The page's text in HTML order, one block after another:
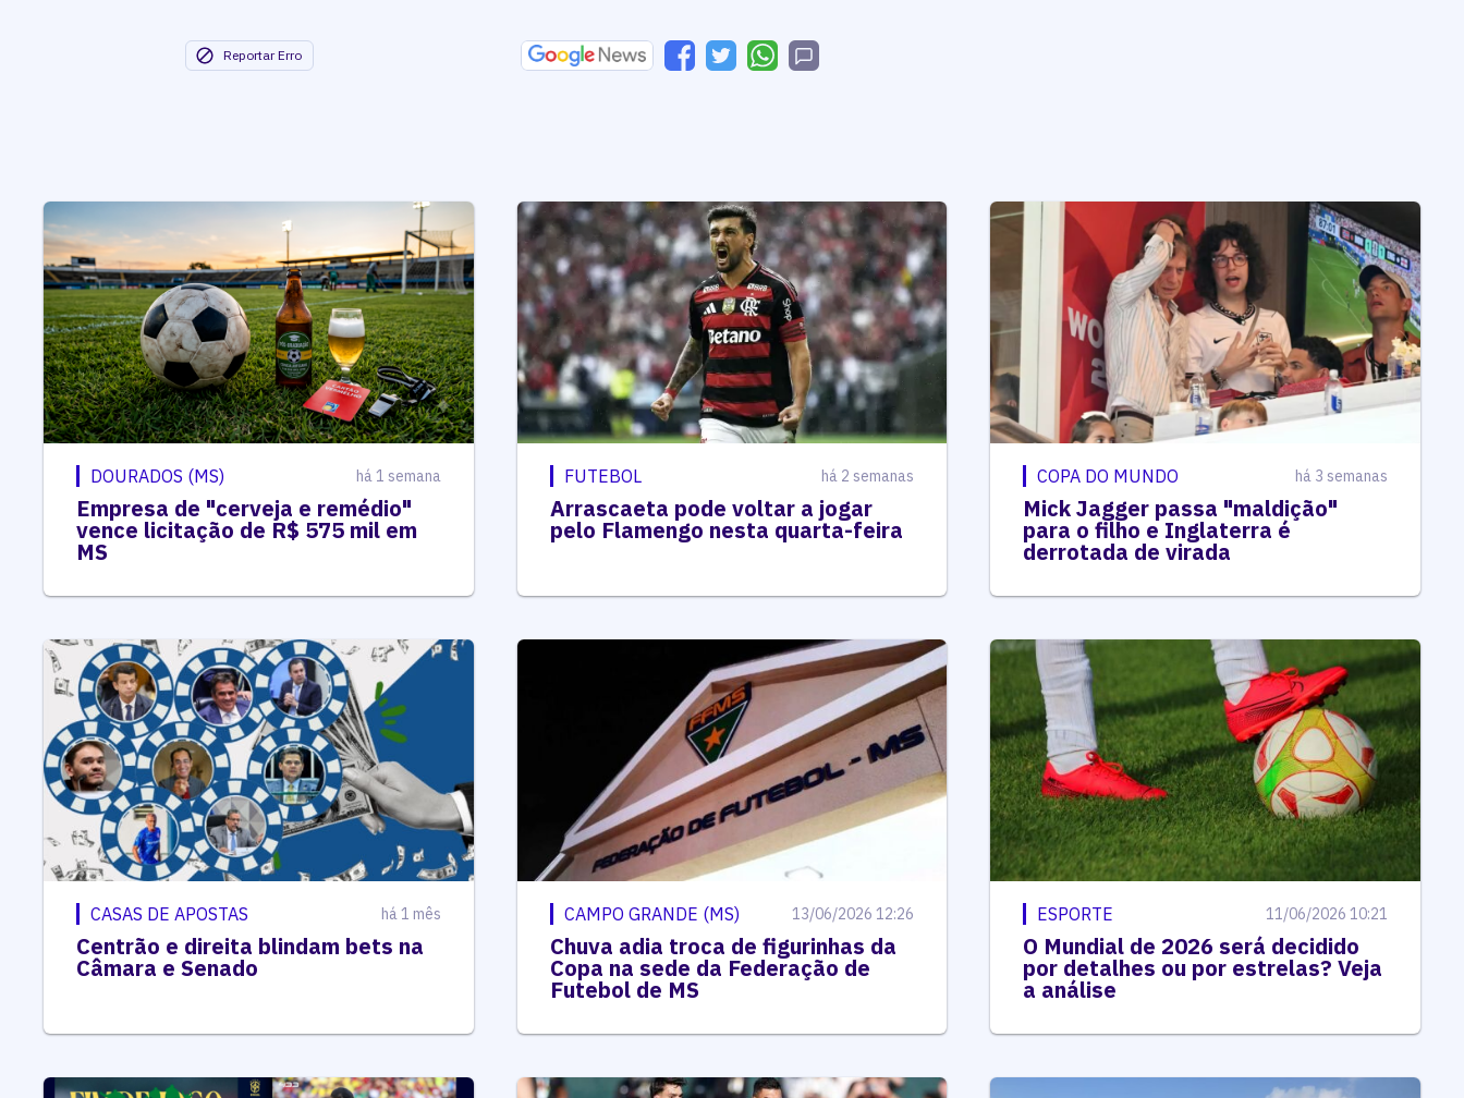
Reportar Erro
DOURADOS (MS) há 1 semana
Empresa de "cerveja e remédio"
vence licitação de R$ 575 mil em
MS
FUTEBOL há 2 semanas
Arrascaeta pode voltar a jogar
pelo Flamengo nesta quarta-feira
COPA DO MUNDO há 3 semanas
Mick Jagger passa "maldição"
para o filho e Inglaterra é
derrotada de virada
CASAS DE APOSTAS há 1 mês
Centrão e direita blindam bets na
Câmara e Senado
CAMPO GRANDE (MS) 13/06/2026 12:26
Chuva adia troca de figurinhas da
Copa na sede da Federação de
Futebol de MS
ESPORTE 11/06/2026 10:21
O Mundial de 2026 será decidido
por detalhes ou por estrelas? Veja
a análise